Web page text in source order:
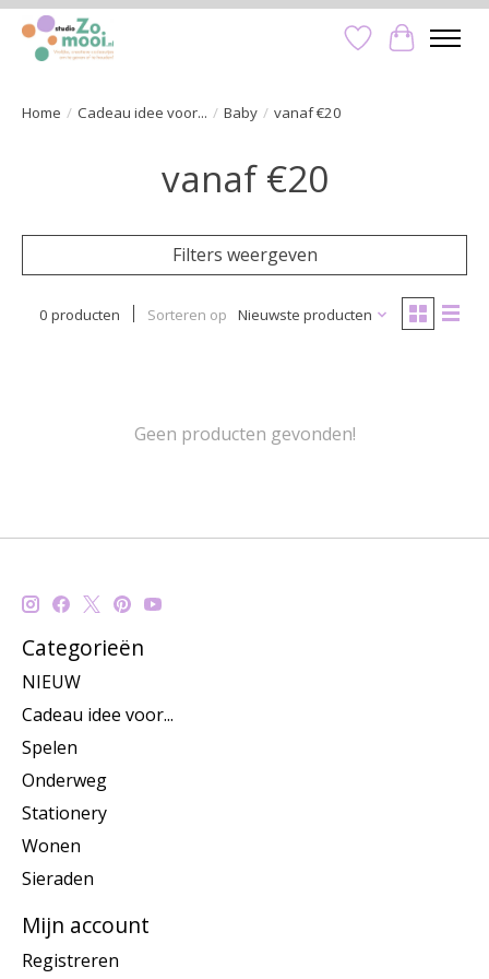
Verlanglijst
Home / Cadeau idee voor... / Baby / vanaf €20
vanaf €20
Filters weergeven
0 producten Sorteren op Nieuwste producten
Geen producten gevonden!
Categorieën
NIEUW
Cadeau idee voor...
Spelen
Onderweg
Stationery
Wonen
Sieraden
Mijn account
Registreren